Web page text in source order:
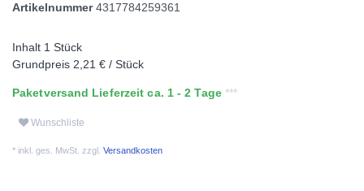
Artikelnummer4317784259361
Inhalt 1 Stück
Grundpreis 2,21 € / Stück
Paketversand Lieferzeit ca. 1 - 2 Tage
Wunschliste
* inkl. ges. MwSt. zzgl. Versandkosten